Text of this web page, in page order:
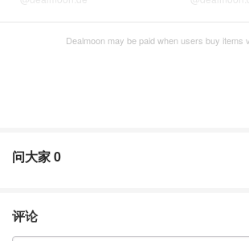
Dealmoon may be paid when users buy items
问大家0
评论